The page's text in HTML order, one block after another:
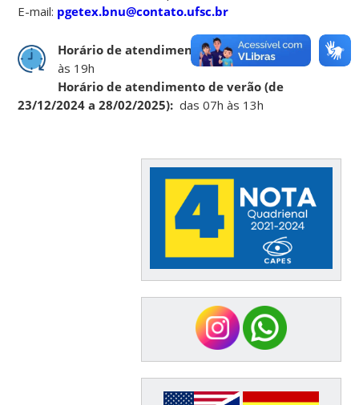
E-mail: pgetex.bnu@contato.ufsc.br
Horário de atendimento regular:das 07
às 19h
Horário de atendimento de verão (de
23/12/2024 a 28/02/2025): das 07h às 13h